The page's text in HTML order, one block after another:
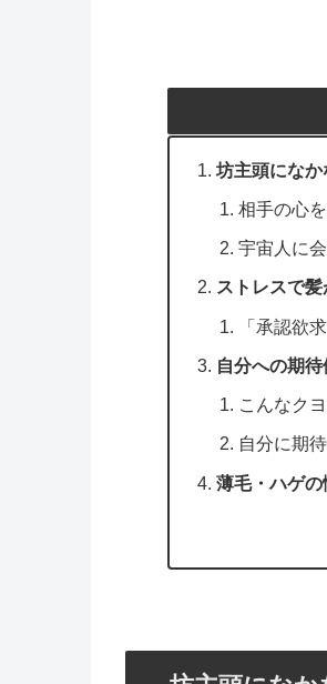
坊主頭になか
相手の心
宇宙人に
ストレスで
「承認欲
自分への期
こんなク
自分に期
薄毛・ハゲ